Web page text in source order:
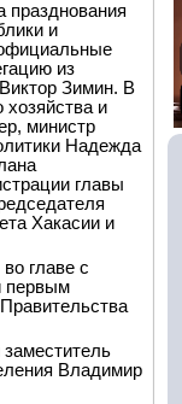
празднования
и
из
Зимин. В
хозяйства и
министр
Надежда
главы
Хакасии и
главе с
первым
Владимир